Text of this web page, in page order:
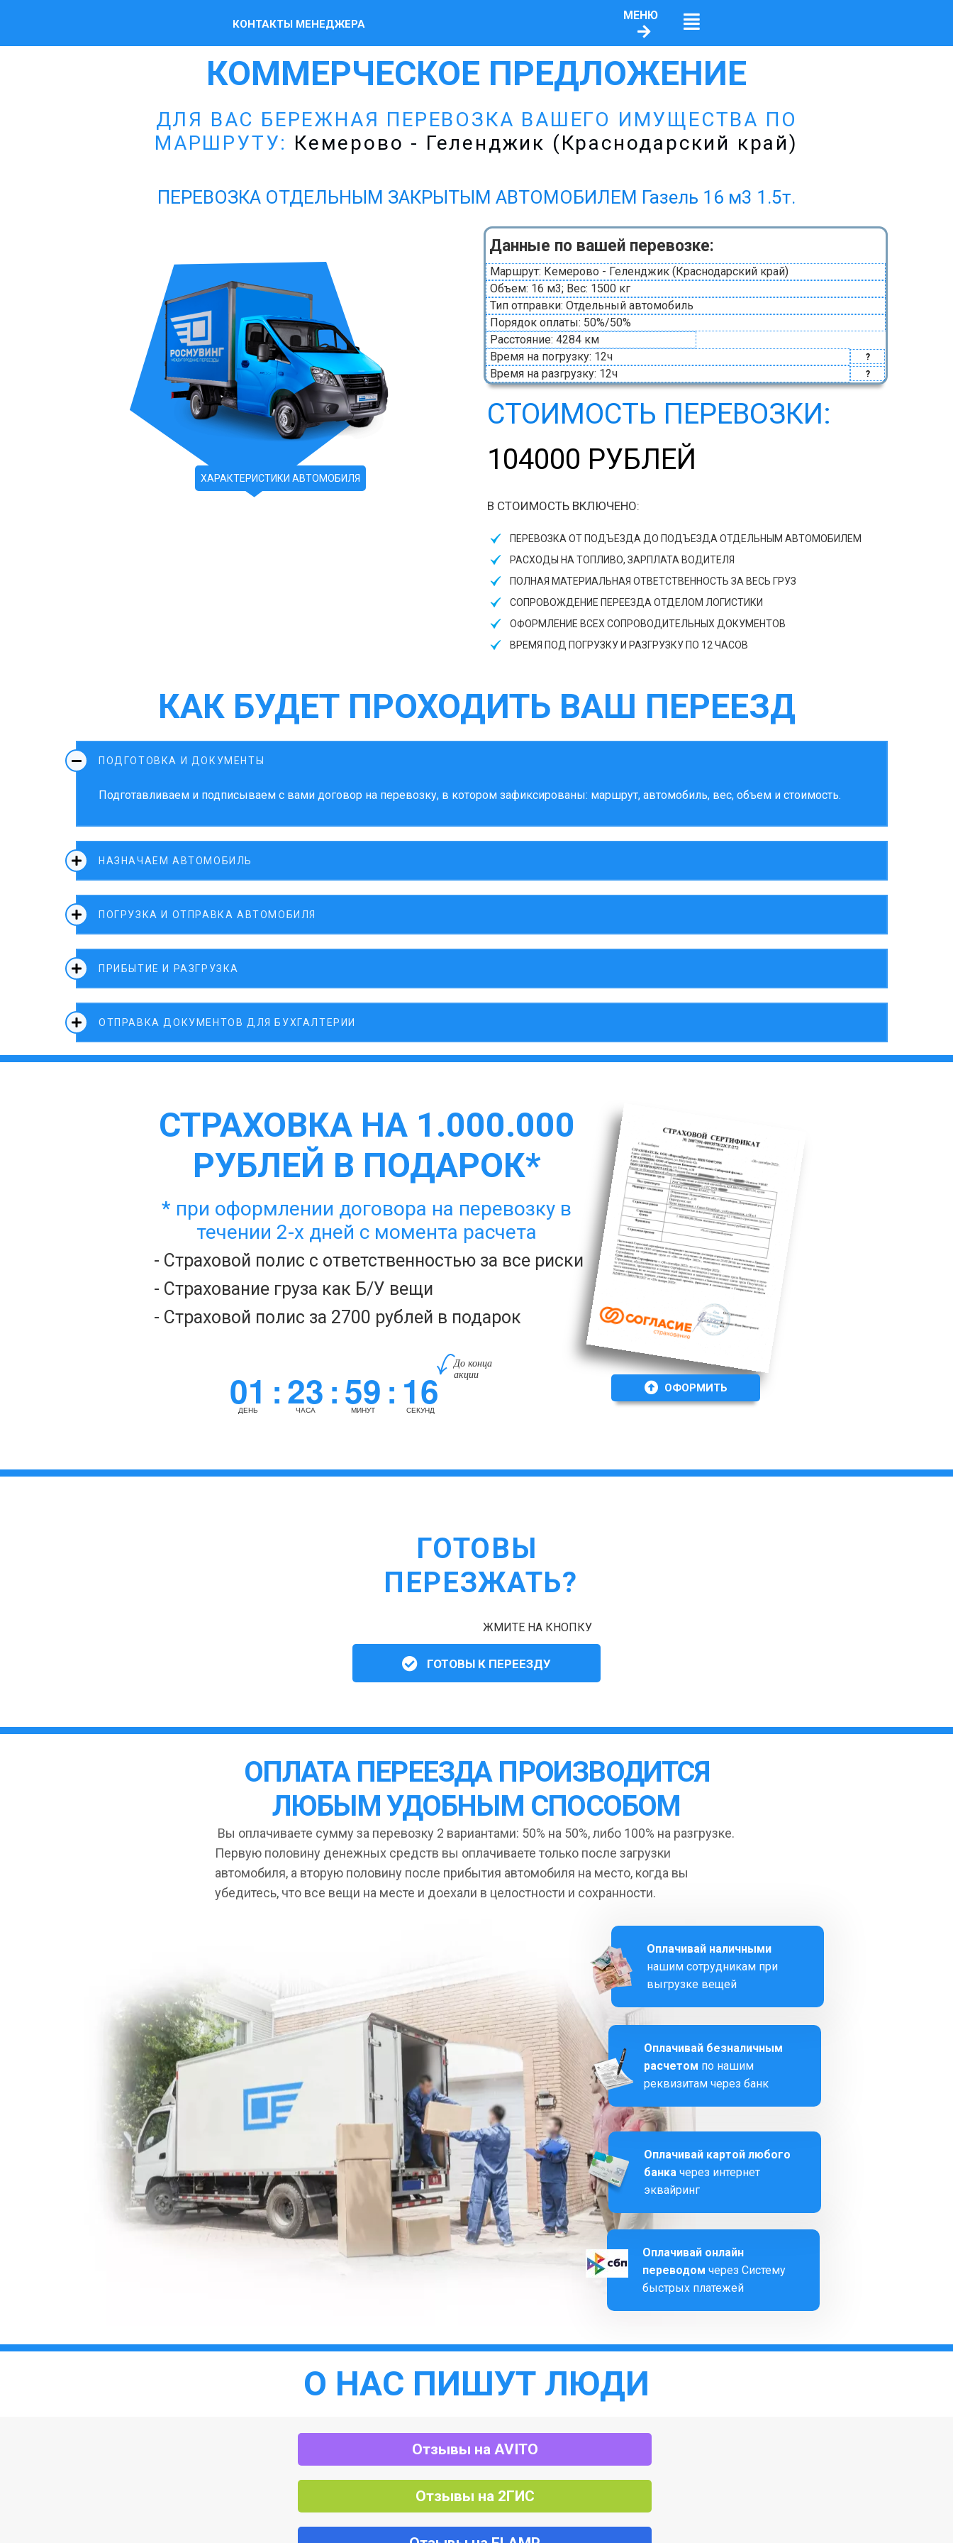
КОНТАКТЫ МЕНЕДЖЕРА
МЕНЮ
КОММЕРЧЕСКОЕ ПРЕДЛОЖЕНИЕ
ДЛЯ ВАС БЕРЕЖНАЯ ПЕРЕВОЗКА ВАШЕГО ИМУЩЕСТВА ПО
МАРШРУТУ: Кемерово - Геленджик (Краснодарский край)
ПЕРЕВОЗКА ОТДЕЛЬНЫМ ЗАКРЫТЫМ АВТОМОБИЛЕМ Газель 16 м3 1.5т.
ХАРАКТЕРИСТИКИ АВТОМОБИЛЯ
Данные по вашей перевозке:
Маршрут: Кемерово - Геленджик (Краснодарский край)
Объем: 16 м3; Вес: 1500 кг
Тип отправки: Отдельный автомобиль
Порядок оплаты: 50%/50%
Расстояние: 4284 км
Время на погрузку: 12ч
?
Время на разгрузку: 12ч ?
СТОИМОСТЬ ПЕРЕВОЗКИ:
104000 РУБЛЕЙ
В СТОИМОСТЬ ВКЛЮЧЕНО:
ПЕРЕВОЗКА ОТ ПОДЪЕЗДА ДО ПОДЪЕЗДА ОТДЕЛЬНЫМ АВТОМОБИЛЕМ
РАСХОДЫ НА ТОПЛИВО, ЗАРПЛАТА ВОДИТЕЛЯ
ПОЛНАЯ МАТЕРИАЛЬНАЯ ОТВЕТСТВЕННОСТЬ ЗА ВЕСЬ ГРУЗ
СОПРОВОЖДЕНИЕ ПЕРЕЕЗДА ОТДЕЛОМ ЛОГИСТИКИ
ОФОРМЛЕНИЕ ВСЕХ СОПРОВОДИТЕЛЬНЫХ ДОКУМЕНТОВ
ВРЕМЯ ПОД ПОГРУЗКУ И РАЗГРУЗКУ ПО 12 ЧАСОВ
КАК БУДЕТ ПРОХОДИТЬ ВАШ ПЕРЕЕЗД
ПОДГОТОВКА И ДОКУМЕНТЫ
Подготавливаем и подписываем с вами договор на перевозку, в котором зафиксированы: маршрут, автомобиль, вес, объем и стоимость.
НАЗНАЧАЕМ АВТОМОБИЛЬ
ПОГРУЗКА И ОТПРАВКА АВТОМОБИЛЯ
ПРИБЫТИЕ И РАЗГРУЗКА
ОТПРАВКА ДОКУМЕНТОВ ДЛЯ БУХГАЛТЕРИИ
СТРАХОВКА НА 1.000.000
РУБЛЕЙ В ПОДАРОК*
* при оформлении договора на перевозку в
течении 2-х дней с момента расчета
- Страховой полис с ответственностью за все риски
- Страхование груза как Б/У вещи
- Страховой полис за 2700 рублей в подарок
ОФОРМИТЬ
До конца
акции
01:
ДЕНЬ 23:
ЧАСА 59:
МИНУТ 15
СЕКУНД
ГОТОВЫ
ПЕРЕЗЖАТЬ?
ЖМИТЕ НА КНОПКУ
ГОТОВЫ К ПЕРЕЕЗДУ
ОПЛАТА ПЕРЕЕЗДА ПРОИЗВОДИТСЯ
ЛЮБЫМ УДОБНЫМ СПОСОБОМ
Вы оплачиваете сумму за перевозку 2 вариантами: 50% на 50%, либо 100% на разгрузке.
Первую половину денежных средств вы оплачиваете только после загрузки
автомобиля, а вторую половину после прибытия автомобиля на место, когда вы
убедитесь, что все вещи на месте и доехали в целостности и сохранности.
Оплачивай онлайн
переводом через Систему
быстрых платежей
Оплачивай картой любого
банкачерез интернет
эквайринг
Оплачивай безналичным
расчетом по нашим
реквизитам через банк
Оплачивай наличными
нашим сотрудникам при
выгрузке вещей
О НАС ПИШУТ ЛЮДИ
Отзывы на AVITO
Отзывы на 2ГИС